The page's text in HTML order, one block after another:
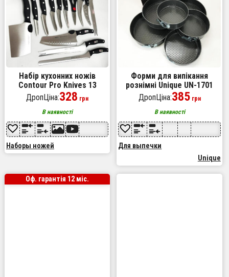
Набір кухонних ножів
Contour Pro Knives 13
предметів, Набір кухонного
приладдя набір ножів
ДропЦіна:328 грн
В наявності
Наборы ножей
Форми для випікання
рознімні Unique UN-1701
набір форм 6шт для
випікання кондитерські
ДропЦіна:385грн
В наявності
Для выпечки
Unique
Оф. гарантія 12 міс.